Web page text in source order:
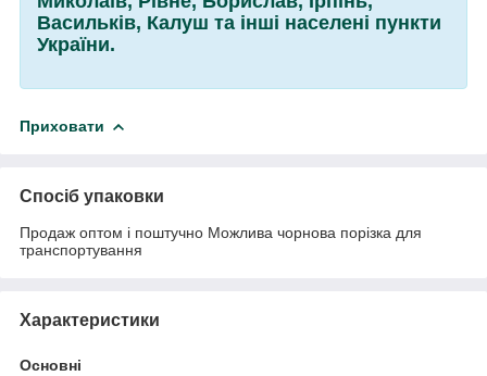
Васильків, Калуш та інші населені пункти
України.
Приховати
Спосіб упаковки
Продаж оптом і поштучно Можлива чорнова порізка для
транспортування
Характеристики
Основні